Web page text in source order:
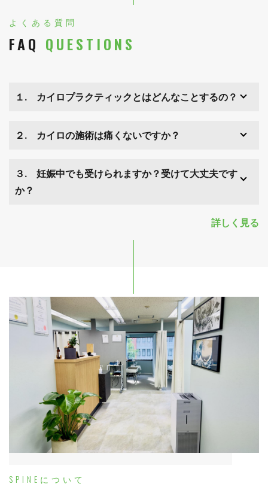
よくある質問
FAQ QUESTIONS
１. カイロプラクティックとはどんなことするの？
２. カイロの施術は痛くないですか？
３. 妊娠中でも受けられますか？受けて大丈夫です
か？
詳しく見る
SPINEについて